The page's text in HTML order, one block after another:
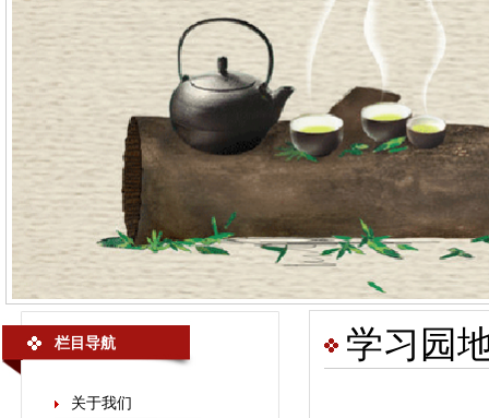
栏目导航
关于我们
学习园